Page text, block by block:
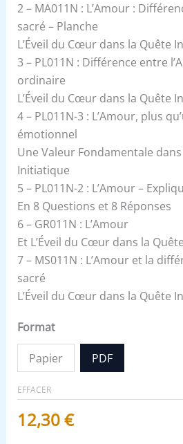
2 – MA011N : L’Amour :
sacré – Planche
L’Éveil du Cœur dans la Quête
3 – PL011N : Différence entre
ordinaire
L’Éveil du Cœur dans la Quête
4 – PL011N-3 : L’Amour, plus
émotionnel
Une Valeur Fondamentale
Initiatique
5 – PL011N-2 : L’Amour –
En 8 Questions et 8 Réponses
6 – GR011N : L’Amour
Et L’Éveil du Cœur dans la
7 – MS011N : L’Amour et la
sacré
L’Éveil du Cœur dans la Quête
Format
Papier PDF
EFFACER
12,30€